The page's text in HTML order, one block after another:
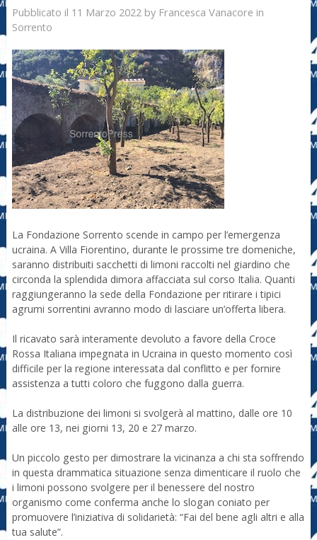
Pubblicato il 11 Marzo 2022by Francesca Vanacore in
Sorrento
La Fondazione Sorrento scende in campo per l’emergenza
ucraina. A Villa Fiorentino, durante le prossime tre domeniche,
saranno distribuiti sacchetti di limoni raccolti nel giardino che
circonda la splendida dimora affacciata sul corso Italia. Quanti
raggiungeranno la sede della Fondazione per ritirare i tipici
agrumi sorrentini avranno modo di lasciare un’offerta libera.
Il ricavato sarà interamente devoluto a favore della Croce
Rossa Italiana impegnata in Ucraina in questo momento così
difficile per la regione interessata dal conflitto e per fornire
assistenza a tutti coloro che fuggono dalla guerra.
La distribuzione dei limoni si svolgerà al mattino, dalle ore 10
alle ore 13, nei giorni 13, 20 e 27 marzo.
Un piccolo gesto per dimostrare la vicinanza a chi sta soffrendo
in questa drammatica situazione senza dimenticare il ruolo che
i limoni possono svolgere per il benessere del nostro
organismo come conferma anche lo slogan coniato per
promuovere l’iniziativa di solidarietà: “Fai del bene agli altri e alla
tua salute”.